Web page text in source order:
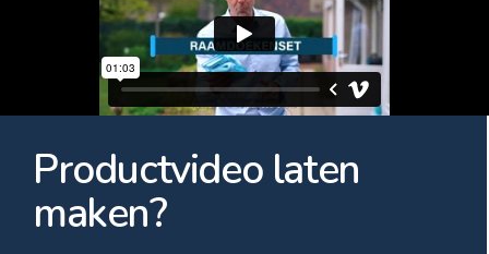
Productvideo laten
maken?